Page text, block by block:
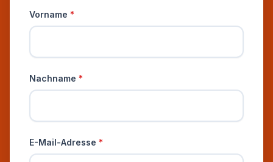
Vorname *
Nachname *
E-Mail-Adresse *